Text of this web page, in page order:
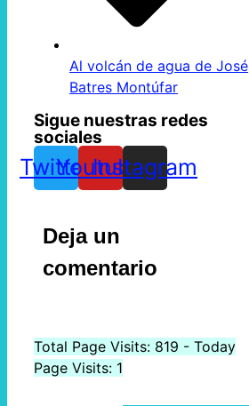
Al volcán de agua de José
Batres Montúfar
Sigue nuestras redes
sociales
TwitterYoutube
Instagram
Deja un
comentario
Total Page Visits: 819 - Today
Page Visits: 1